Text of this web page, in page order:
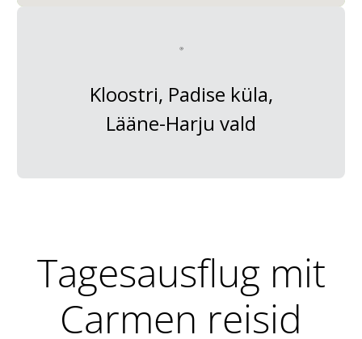
Kloostri, Padise küla,
Lääne-Harju vald
Tagesausflug mit
Carmen reisid